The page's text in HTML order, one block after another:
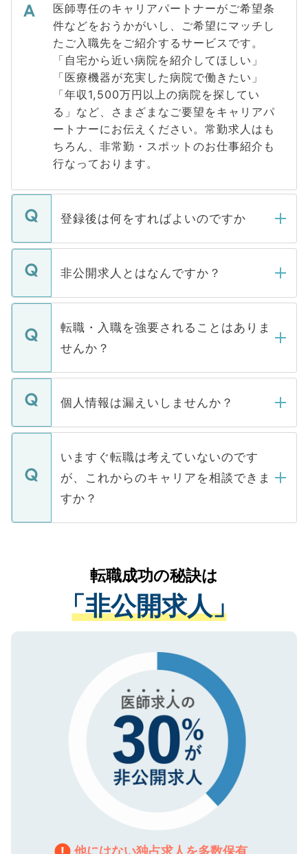
医師専任のキャリアパートナーがご希望条
件などをおうかがいし、ご希望にマッチし
たご入職先をご紹介するサービスです。
「自宅から近い病院を紹介してほしい」
「医療機器が充実した病院で働きたい」
「年収1,500万円以上の病院を探してい
る」など、さまざまなご要望をキャリアパ
ートナーにお伝えください。常勤求人はも
ちろん、非常勤・スポットのお仕事紹介も
行なっております。
登録後は何をすればよいのですか
ご登録いただきましたら、弊社担当者がご
登録内容を確認し、その後メールもしくは
ます。通常、5営業日以内にはご連絡をせて
いただきますので、しばらくお待ちくださ
い。
非公開求人とはなんですか？
マイナビDOCTORで取り扱っている求人の
うち約3割は、Webサイトからご覧いただ
けない「非公開求人」です。非公開求人は
下記の理由によって、一般には公開してい
ません。
■応募殺到を避けるため 人気のある医療機
関を公にしてしまうと、応募が殺到する場
に、医療機関が求める条件に合った人材の
みを人材紹介会社に依頼するケースが増え
ています。
転職・入職を強要されることはありま
せんか？
転職・入職を強要することは一切ありませ
ん。また、仮に応募先から内定をいただい
定を承諾する必要はありません。内定先へ
の辞退の連絡はキャリアパートナーが行い
ますので、ご安心ください。
個人情報は漏えいしませんか？
個人情報が漏えいすることはありませんの
で、ご安心ください。当サイトからの登録
などで収集したご登録者様の個人情報は、
ご本人のキャリアアップおよび転職活動の
支援を目的に使用いたします。お預かりし
ているすべての個人データはご本人の許可
は、個人情報の取り扱いについての厳密な
管理基準を満たした事業者のみに付与され
る、プライバシーマークを取得済みです。
ご登録いただいた個人情報は、SSL（デー
で、機密保持に関してもご安心ください。
いますぐ転職は考えていないのです
が、これからのキャリアを相談できま
すか？
かがいして、現在の医療機関の状況や紹介
経験をまじえながら、適切なアドバイスを
させていただきます。すぐにご転職をされ
ない方には、長期的なサポートが可能です
ので、まずはご登録ください。
転職成功の秘訣は
「非公開求人」
他にはない独占求人を多数保有